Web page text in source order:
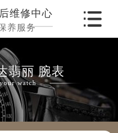
维修中心
养服务
翡丽 腕表
watch
务网络优化升级公告
最新网点地址：
上海市徐汇区虹桥路3号港汇中心写字楼2座37层3705室（需提前预约）
上海市黄浦区南京东路299号宏伊国际广场写字楼8层806室（需提前预约）